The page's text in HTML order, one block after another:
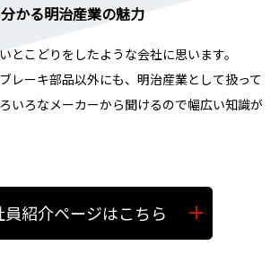
かる明治産業の魅力
とこどりをしたような会社に思います。
レーキ部品以外にも、明治産業として扱って
いろなメーカーから聞けるので幅広い知識が
員紹介ページはこちら